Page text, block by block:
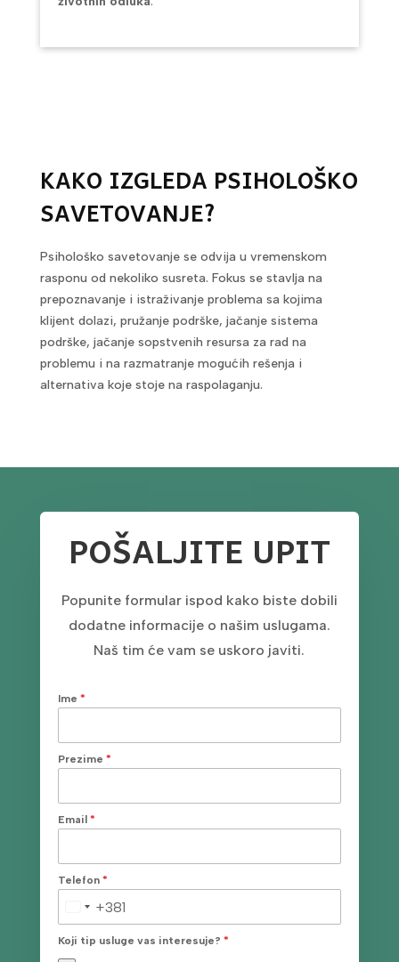
KAKO IZGLEDA PSIHOLOŠKO
SAVETOVANJE?
Psihološko savetovanje se odvija u vremenskom
rasponu od nekoliko susreta. Fokus se stavlja na
prepoznavanje i istraživanje problema sa kojima
klijent dolazi, pružanje podrške, jačanje sistema
podrške, jačanje sopstvenih resursa za rad na
problemu i na razmatranje mogućih rešenja i
alternativa koje stoje na raspolaganju.
POŠALJITE UPIT
Popunite formular ispod kako biste dobili
dodatne informacije o našim uslugama.
Naš tim će vam se uskoro javiti.
Ime *
Prezime *
Email *
Telefon *
Serbia+381
Koji tip usluge vas interesuje? *